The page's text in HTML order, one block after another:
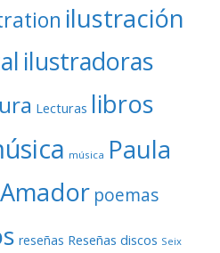
ilustración
ilustradoras
Lecturas libros
música Paula
poemas
reseñas Reseñas discos Seix